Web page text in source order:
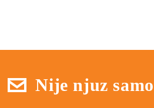
Nije njuz